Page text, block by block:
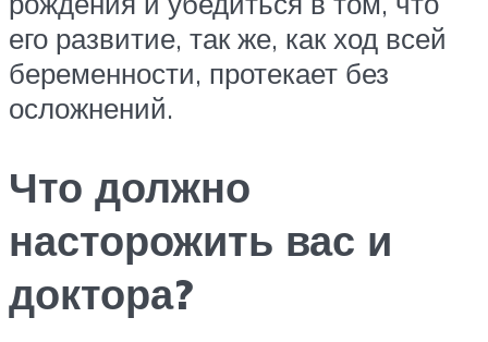
его развитие, так же, как ход всей
беременности, протекает без
осложнений.
Что должно
насторожить вас и
доктора?